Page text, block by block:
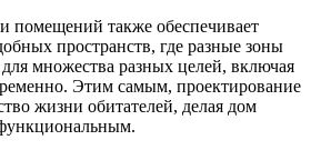
помещений также обеспечивает
пространств, где разные зоны
для множества разных целей, включая
Этим самым, проектирование
жизни обитателей, делая дом